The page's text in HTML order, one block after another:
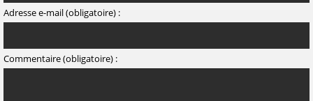
Adresse e-mail (obligatoire) :
Commentaire (obligatoire) :